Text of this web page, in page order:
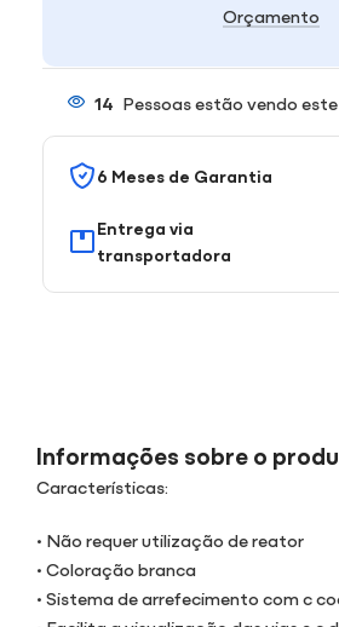
Orçamento
14 Pessoas estão vendo
6 Meses de Garantia
Entrega via
transportadora
Informações sobre o
Características:
• Não requer utilização de reator
• Coloração branca
• Sistema de arrefecimento com c